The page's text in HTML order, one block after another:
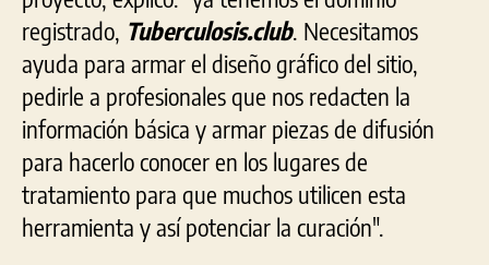
registrado, Tuberculosis.club. Necesitamos
ayuda para armar el diseño gráfico del sitio,
pedirle a profesionales que nos redacten la
información básica y armar piezas de difusión
para hacerlo conocer en los lugares de
tratamiento para que muchos utilicen esta
herramienta y así potenciar la curación".